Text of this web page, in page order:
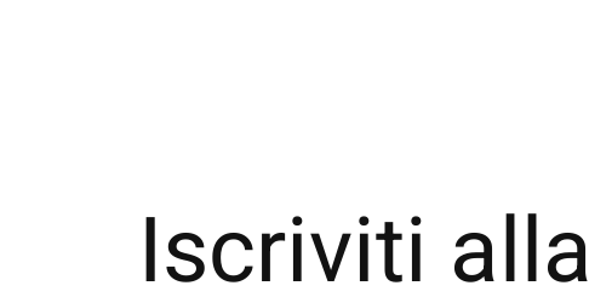
Iscriviti alla